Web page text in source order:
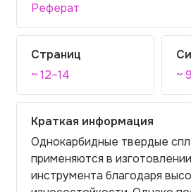
Отзывы
Реферат
Страниц
~ 12–14
~
Краткая информация
Однокарбидные твердые
применяются в
инструмента благодаря